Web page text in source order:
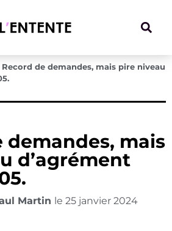
Record de demandes, mais pire niveau
demandes, mais
d’agrément
Martin le 25 janvier 2024